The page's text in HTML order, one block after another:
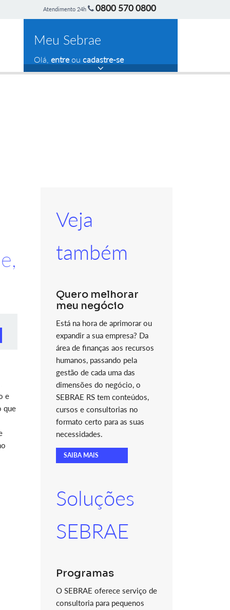
Atendimento 24h 0800 570 0800
Meu Sebrae
Olá, entreou cadastre-se
e
que
Veja
também
Quero melhorar
meu negócio
Está na hora de aprimorar ou
expandir a sua empresa? Da
área de finanças aos recursos
humanos, passando pela
gestão de cada uma das
dimensões do negócio, o
SEBRAE RS tem conteúdos,
cursos e consultorias no
formato certo para as suas
necessidades.
SAIBA MAIS
Soluções
SEBRAE
Programas
O SEBRAE oferece serviço de
consultoria para pequenos